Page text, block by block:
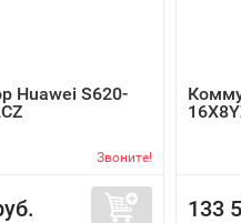
Huawei S620-
Звоните!
133